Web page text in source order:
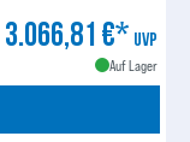
3.066,81 €* UVP
Auf Lager